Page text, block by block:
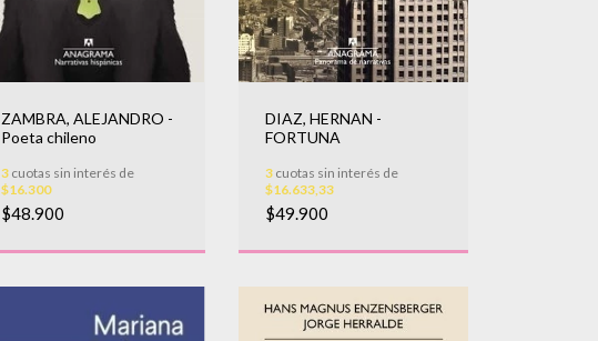
ZAMBRA, ALEJANDRO -
Poeta chileno
3 cuotas sin interés de
$16.300
$48.900
DIAZ, HERNAN -
FORTUNA
3cuotas sin interés de
$16.633,33
$49.900